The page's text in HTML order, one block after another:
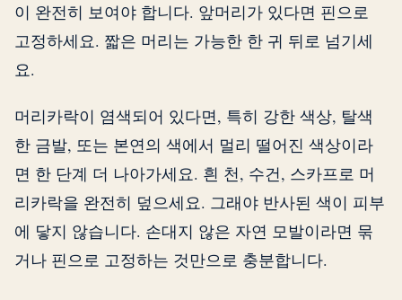
이 완전히 보여야 합니다. 앞머리가 있다면 핀으로
고정하세요. 짧은 머리는 가능한 한 귀 뒤로 넘기세
요.
머리카락이 염색되어 있다면, 특히 강한 색상, 탈색
한 금발, 또는 본연의 색에서 멀리 떨어진 색상이라
면 한 단계 더 나아가세요. 흰 천, 수건, 스카프로 머
리카락을 완전히 덮으세요. 그래야 반사된 색이 피부
에 닿지 않습니다. 손대지 않은 자연 모발이라면 묶
거나 핀으로 고정하는 것만으로 충분합니다.